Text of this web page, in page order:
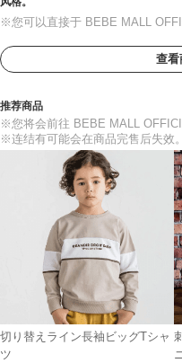
※您可以直接于 BEBE MALL
查看
推荐商品
※您将会前往 BEBE MALL
※连结有可能会在商品完售后失效。
切り替えライン長袖ビッグTシャ
ツ